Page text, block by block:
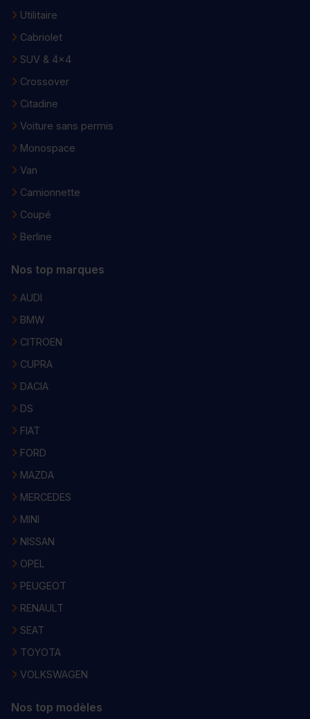
Utilitaire
Cabriolet
SUV & 4x4
Crossover
Citadine
Voiture sans permis
Monospace
Van
Camionnette
Coupé
Berline
Nos top marques
AUDI
BMW
CITROEN
CUPRA
DACIA
DS
FIAT
FORD
MAZDA
MERCEDES
MINI
NISSAN
OPEL
PEUGEOT
RENAULT
SEAT
TOYOTA
VOLKSWAGEN
Nos top modèles